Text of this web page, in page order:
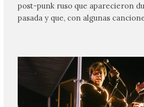
post-punk ruso que aparecieron
pasada y que, con algunas